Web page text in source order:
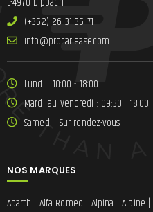
(+352) 26 31 35 71
moc.esae
lracorp@of
ni
Lundi : 10:00 - 18:00
Mardi au Vendredi : 09:30 - 18:00
Samedi : Sur rendez-vous
NOS MARQUES
Abarth | Alfa Romeo | Alpina |Alpine |